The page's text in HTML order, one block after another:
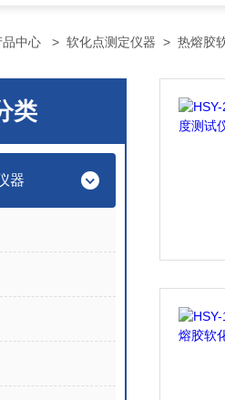
品中心 > 软化点测定仪器 > 热熔胶
类
器